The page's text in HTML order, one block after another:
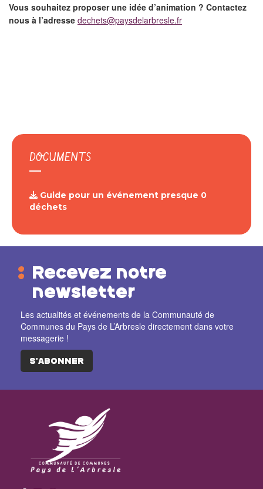
Vous souhaitez proposer une idée d’animation ? Contactez
nous à l’adresse dechets@paysdelarbresle.fr
DOCUMENTS
Guide pour un événement presque 0
déchets
Recevez notre
newsletter
Les actualités et événements de la Communauté de
Communes du Pays de L’Arbresle directement dans votre
messagerie !
S'ABONNER